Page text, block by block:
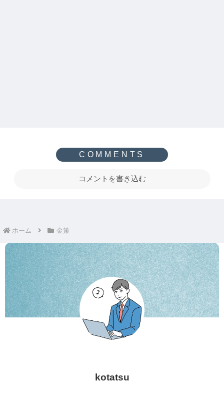
コメントを書き込む
ホーム 金策
kotatsu